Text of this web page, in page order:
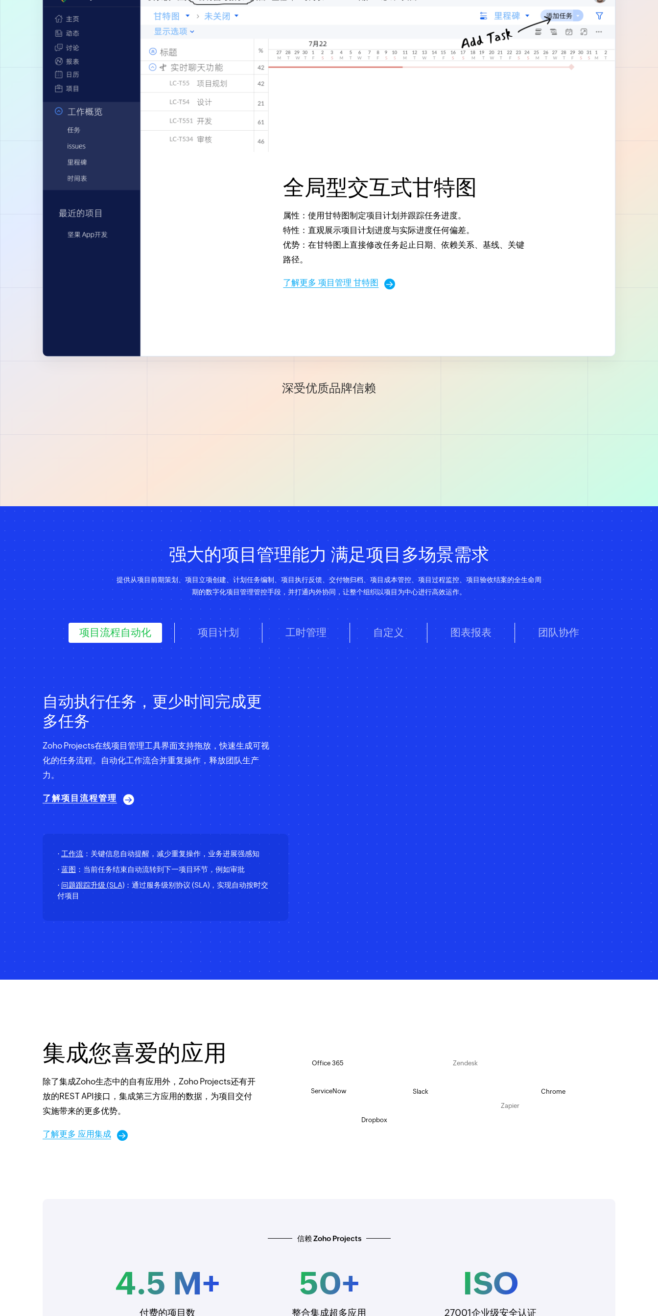
全局型交互式甘特图
属性：使用甘特图制定项目计划并跟踪任务进度。
特性：直观展示项目计划进度与实际进度任何偏差。
优势：在甘特图上直接修改任务起止日期、依赖关系、基线、关键
路径。
了解更多 项目管理 甘特图
深受优质品牌信赖
强大的项目管理能力 满足项目多场景需求
提供从项目前期策划、项目立项创建、计划任务编制、项目执行反馈、交付物归档、项目成本管控、项目过程监控、项目验收结案的全生命周
期的数字化项目管理管控手段，并打通内外协同，让整个组织以项目为中心进行高效运作。
项目流程自动化 项目计划 工时管理 自定义 图表报表 团队协作
自动执行任务，更少时间完成更
多任务
Zoho Projects在线项目管理工具界面支持拖放，快速生成可视
化的任务流程。自动化工作流合并重复操作，释放团队生产
力。
了解项目流程管理
· 工作流 ：关键信息自动提醒，减少重复操作，业务进展强感知
· 蓝图 ：当前任务结束自动流转到下一项目环节，例如审批
· 问题跟踪升级 (SLA) ：通过服务级别协议 (SLA)，实现自动按时交
付项目
集成您喜爱的应用
除了集成Zoho生态中的自有应用外，Zoho Projects还有开
放的REST API接口，集成第三方应用的数据，为项目交付
实施带来的更多优势。
了解更多 应用集成
信赖 Zoho Projects
4.5 M+
付费的项目数
50+
整合集成超多应用
ISO
27001企业级安全认证